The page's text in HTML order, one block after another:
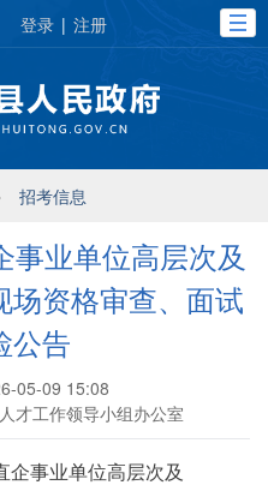
登录 | 注册
招考信息
事业单位高层次及
场资格审查、面试
公告
05-09 15:08
才工作领导小组办公室
企事业单位高层次及